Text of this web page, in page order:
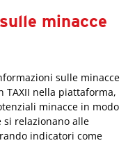
minacce
sulle minacce
nella piattaforma,
minacce in modo
si relazionano alle
indicatori come